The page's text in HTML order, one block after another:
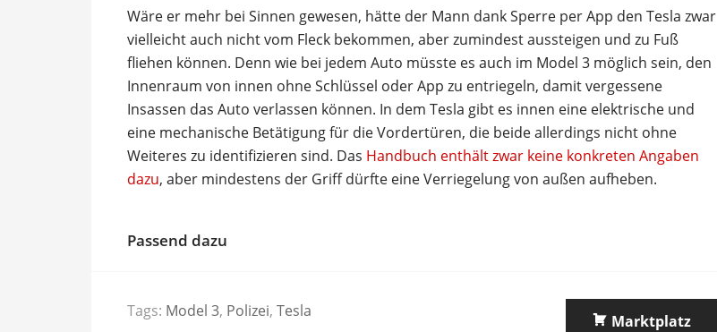
Wäre er mehr bei Sinnen gewesen, hätte der Mann dank Sperre per App den Tesla zwar
vielleicht auch nicht vom Fleck bekommen, aber zumindest aussteigen und zu Fuß
fliehen können. Denn wie bei jedem Auto müsste es auch im Model 3 möglich sein, den
Innenraum von innen ohne Schlüssel oder App zu entriegeln, damit vergessene
Insassen das Auto verlassen können. In dem Tesla gibt es innen eine elektrische und
eine mechanische Betätigung für die Vordertüren, die beide allerdings nicht ohne
Weiteres zu identifizieren sind. Das Handbuch enthält zwar keine konkreten Angaben
dazu, aber mindestens der Griff dürfte eine Verriegelung von außen aufheben.
Passend dazu
Tags: Model 3, Polizei, Tesla
Marktplatz